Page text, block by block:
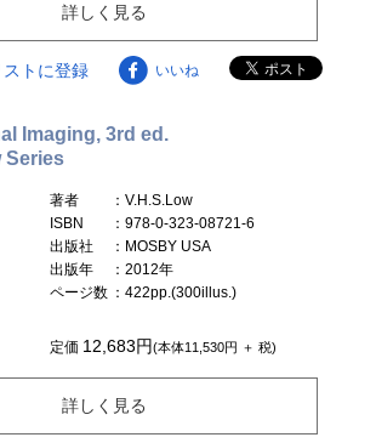
詳しく見る
トに登録 いいね
Imaging, 3rd ed.
Series
著者
：V.H.S.Low
ISBN
：978-0-323-08721-6
出版社
：MOSBY USA
出版年
：2012年
ページ数 ：422pp.(300illus.)
定価 12,683円(本体11,530円 ＋ 税)
詳しく見る